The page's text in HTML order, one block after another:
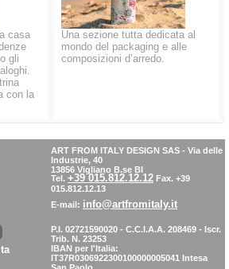
casa
gli
con la
Una sezione tutta dedicata al
mondo del packaging e alle
composizioni d’arredo.
ART FROM ITALY DESIGN SAS - Via delle
Industrie, 40
13856 Vigliano B.se BI
Tel. +39 015.812.12.12 Fax. +39
015.812.12.13
E-mail: info@artfromitaly.it
P.I. 02721590020 - C.C.I.A.A. 208469 - Iscr.
Trib. N. 23253
IBAN per l'Italia:
IT37R0306922300100000005041 Intesa
San Paolo